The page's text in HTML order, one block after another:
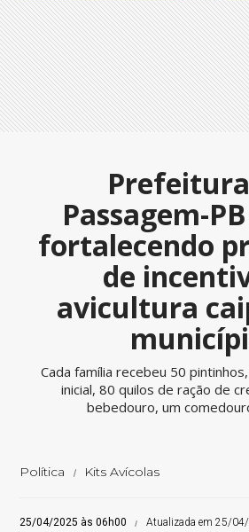
Passagem-
fortalecendo
de
avicultura
Cada família recebeu 50
inicial, 80 quilos de ração de
bebedouro, um
Política Kits Avícolas
25/04/2025 às 06h00
Atualizada em 25/